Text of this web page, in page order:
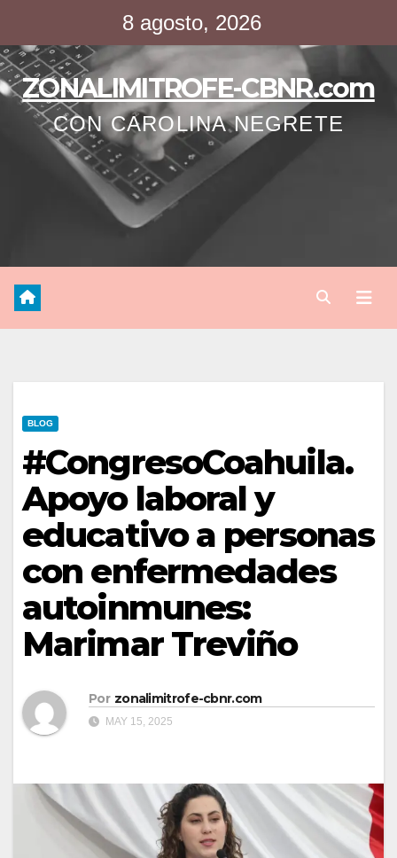
contenido
8 agosto, 2026
ZONALIMITROFE-CBNR.com
CON CAROLINA NEGRETE
BLOG
#CongresoCoahuila.
Apoyo laboral y
educativo a personas
con enfermedades
autoinmunes:
Marimar Treviño
Por zonalimitrofe-cbnr.com
MAY 15, 2025